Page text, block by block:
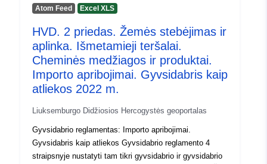
Atom Feed Excel XLS
HVD. 2 priedas. Žemės stebėjimas ir
aplinka. Išmetamieji teršalai.
Cheminės medžiagos ir produktai.
Importo apribojimai. Gyvsidabris kaip
atliekos 2022 m.
Liuksemburgo Didžiosios Hercogystės geoportalas
Gyvsidabrio reglamentas: Importo apribojimai.
Gyvsidabris kaip atliekos Gyvsidabrio reglamento 4
straipsnyje nustatyti tam tikri gyvsidabrio ir gyvsidabrio